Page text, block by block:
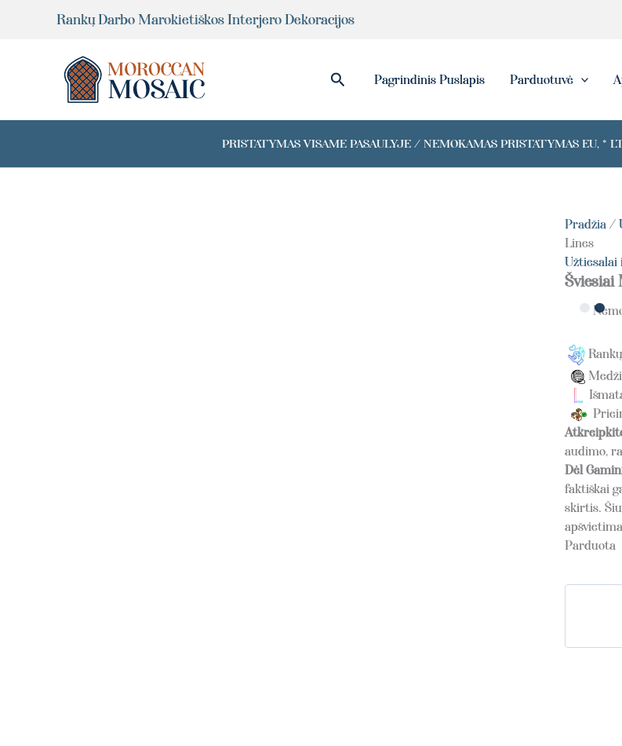
Rankų Darbo Marokietiškos Interjero Dekoracijos
PaieškaPagrindinis Puslapis Parduotuvė
PRISTATYMAS VISAME PASAULYJE / NEMOKAMAS PRISTATYMAS EU, *
Pradžia /
Lines
Užtiesalai
Šviesiai
audimo,
Dėl
faktiškai
skirtis.
Parduota